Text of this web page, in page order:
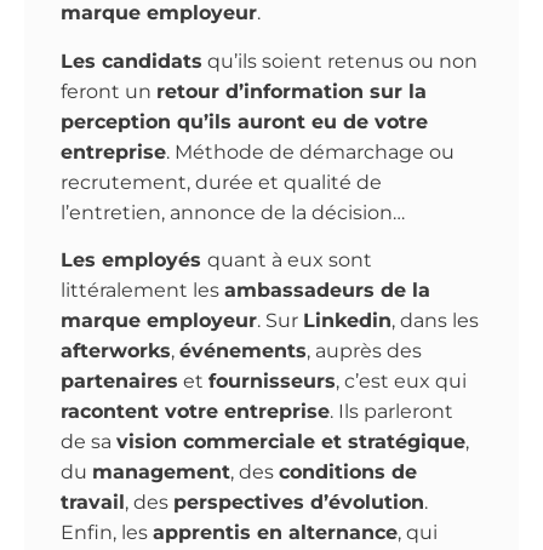
marque employeur.
Les candidats qu’ils soient retenus ou non
feront un retour d’information sur la
perception qu’ils auront eu de votre
entreprise. Méthode de démarchage ou
recrutement, durée et qualité de
l’entretien, annonce de la décision…
Les employés quant à eux sont
littéralement les ambassadeurs de la
marque employeur. Sur Linkedin, dans les
afterworks, événements, auprès des
partenaires et fournisseurs, c’est eux qui
racontent votre entreprise. Ils parleront
de sa vision commerciale et stratégique,
du management, des conditions de
travail , des perspectives d’évolution.
Enfin, les apprentis en alternance, qui